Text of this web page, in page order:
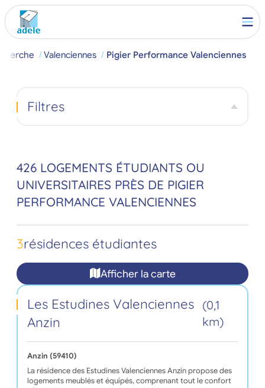
Valenciennes Pigier Performance Valenciennes
426 LOGEMENTS ÉTUDIANTS OU
UNIVERSITAIRES PRÈS DE PIGIER
PERFORMANCE VALENCIENNES
3résidences étudiantes
Afficher la carte
Les Estudines Valenciennes
Anzin
(0,1
km)
Anzin (59410)
La résidence des Estudines Valenciennes Anzin propose des
logements meublés et équipés, comprenant tout le confort
Filtres